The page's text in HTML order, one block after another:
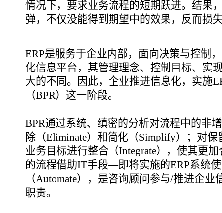
情况下，要求业务流程的短期跃进。结果
弹，不仅没能得到期望中的效果，反而损
ERP是服务于企业内部，面向决策与控制
化信息平台，其管理理念、控制目标、实
大的不同。因此，企业推进信息化，实施
（BPR）这一阶段。
BPR通过系统、缜密的分析对流程中的非
除（Eliminate）和简化（Simplify）；对
业务目标进行整合（Integrate），使其更
的流程借助IT手段—即将实施的ERP系统
（Automate），是咨询顾问参与/推进企
职责。